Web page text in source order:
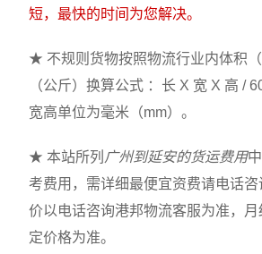
短，最快的时间为您解决。
★ 不规则货物按照物流行业内体积
（公斤）换算公式 ：长 X 宽 X 高 /
宽高单位为毫米（mm）。
★ 本站所列 广州到延安的货运费用
考费用，需详细最便宜资费请电话
价以电话咨询港邦物流客服为准，
定价格为准。